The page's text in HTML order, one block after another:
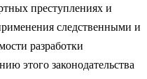
преступлениях и
следственными и
разработки
этого законодательства